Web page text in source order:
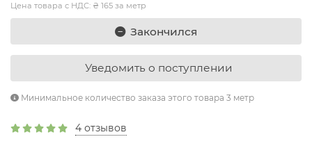
Цена товара с НДС: ₴ 165 за метр
Закончился
Уведомить о поступлении
Минимальное количество заказа этого товара 3 метр
4 отзывов